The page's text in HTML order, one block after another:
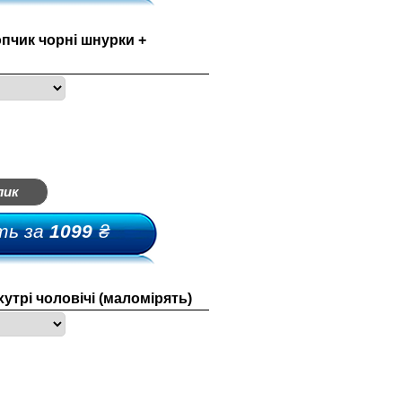
мыльницы
мыльницы
чорні шнурки +
за1099₴
чоловічі (маломірять)